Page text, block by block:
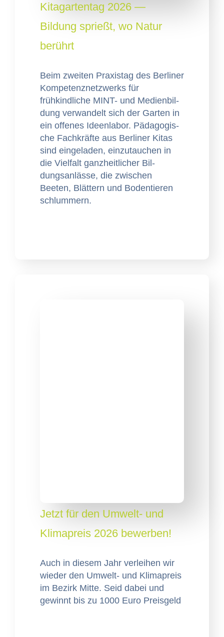
Kitagartentag 2026 —
Bildung sprießt, wo Natur
berührt
Beim zweit­en Prax­istag des Berlin­er
Kom­pe­ten­znet­zw­erks für
frühkindliche MINT- und Medi­en­bil­
dung ver­wan­delt sich der Garten in
ein offenes Ideen­la­bor. Päd­a­gogis­
che Fachkräfte aus Berlin­er Kitas
sind ein­ge­laden, einzu­tauchen in
die Vielfalt ganzheitlich­er Bil­
dungsan­lässe, die zwis­chen
Beeten, Blät­tern und Boden­tieren
schlummern.
Jetzt für den Umwelt- und
Klimapreis 2026 bewerben!
Auch in diesem Jahr ver­lei­hen wir
wieder den Umwelt- und Klimapreis
im Bezirk Mitte. Seid dabei und
gewin­nt bis zu 1000 Euro Preisgeld